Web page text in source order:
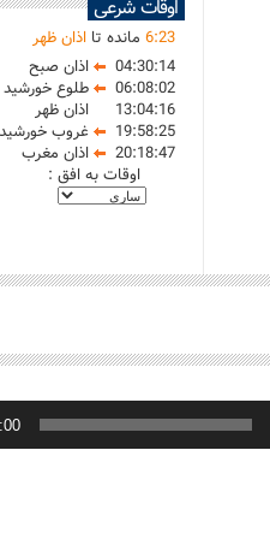
اوقات شرعی
6:23 مانده تااذان ظهر
04:30:14
اذان صبح
06:08:02
طلوع خورشید
13:04:16
اذان ظهر
19:58:25
غروب خورشید
20:18:47
اذان مغرب
اوقات به افق :